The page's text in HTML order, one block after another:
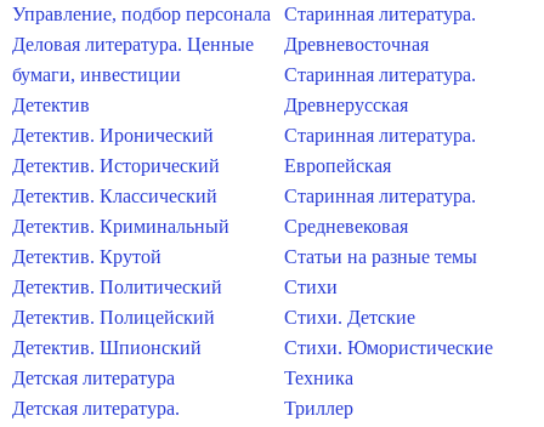
Управление, подбор персонала
Деловая литература. Ценные
бумаги, инвестиции
Детектив
Детектив. Иронический
Детектив. Исторический
Детектив. Классический
Детектив. Криминальный
Детектив. Крутой
Детектив. Политический
Детектив. Полицейский
Детектив. Шпионский
Детская литература
Детская литература.
Старинная литература.
Древневосточная
Старинная литература.
Древнерусская
Старинная литература.
Европейская
Старинная литература.
Средневековая
Статьи на разные темы
Стихи
Стихи. Детские
Стихи. Юмористические
Техника
Триллер